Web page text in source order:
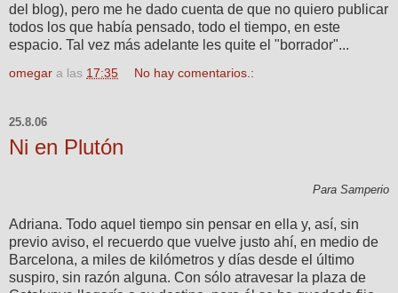
del blog), pero me he dado cuenta de que no quiero publicar
todos los que había pensado, todo el tiempo, en este
espacio. Tal vez más adelante les quite el "borrador"...
omegar a las 17:35 No hay comentarios.:
25.8.06
Ni en Plutón
Para Samperio
Adriana. Todo aquel tiempo sin pensar en ella y, así, sin
previo aviso, el recuerdo que vuelve justo ahí, en medio de
Barcelona, a miles de kilómetros y días desde el último
suspiro, sin razón alguna. Con sólo atravesar la plaza de